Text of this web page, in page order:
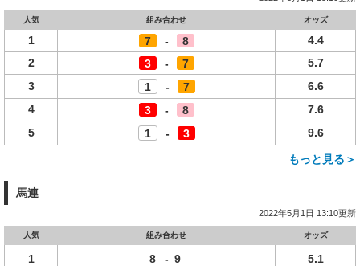
人気 組み合わせ オッズ
1 7 - 8
4.4
2
3 - 7
5.7
3
1 - 7
6.6
4
3 - 8
7.6
5
1 - 3 9.6
もっと見る＞
馬連
2022年5月1日 13:10更新
人気 組み合わせ オッズ
1 8 - 9 5.1